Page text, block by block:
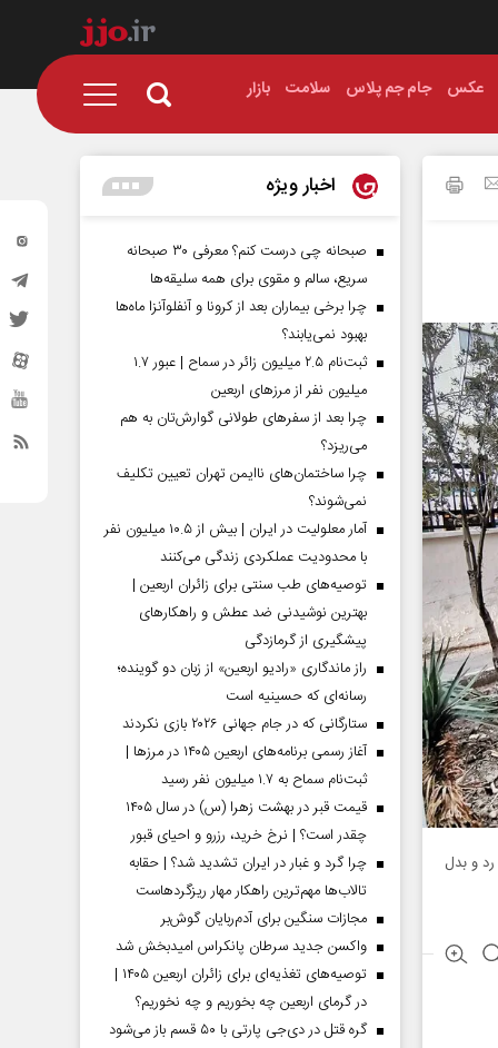
عکس جام جم پلاس سلامت بازار
و بدل
اخبار ویژه
صبحانه چی درست کنم؟ معرفی ۳۰ صبحانه
سریع، سالم و مقوی برای همه سلیقه‌ها
چرا برخی بیماران بعد از کرونا و آنفلوآنزا ماه‌ها
بهبود نمی‌یابند؟
ثبت‌نام ۲.۵ میلیون زائر در سماح | عبور ۱.۷
میلیون نفر از مرز‌های اربعین
چرا بعد از سفرهای طولانی گوارش‌تان به هم
می‌ریزد؟
چرا ساختمان‌های ناایمن تهران تعیین تکلیف
نمی‌شوند؟
آمار معلولیت در ایران | بیش از ۱۰.۵ میلیون نفر
با محدودیت عملکردی زندگی می‌کنند
توصیه‌های طب سنتی برای زائران اربعین |
بهترین نوشیدنی ضد عطش و راهکارهای
پیشگیری از گرمازدگی
راز ماندگاری «رادیو اربعین» از زبان دو گوینده؛
رسانه‌ای که حسینیه است
ستارگانی که در جام جهانی ۲۰۲۶ بازی نکردند
آغاز رسمی برنامه‌های اربعین ۱۴۰۵ در مرز‌ها |
ثبت‌نام سماح به ۱.۷ میلیون نفر رسید
قیمت قبر در بهشت زهرا (س) در سال ۱۴۰۵
چقدر است؟ | نرخ خرید، رزرو و احیای قبور
چرا گرد و غبار در ایران تشدید شد؟ | حقابه
تالاب‌ها مهم‌ترین راهکار مهار ریزگردهاست
مجازات سنگین برای آدم‌ربایان گوش‌بر
واکسن جدید سرطان پانکراس امیدبخش شد
توصیه‌های تغذیه‌ای برای زائران اربعین ۱۴۰۵ |
در گرمای اربعین چه بخوریم و چه نخوریم؟
گره قتل در دی‌جی پارتی با ۵۰ قسم باز می‌شود